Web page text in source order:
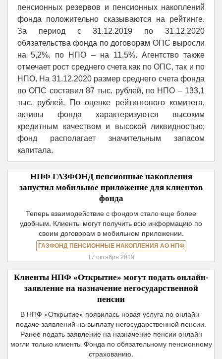
пенсионных резервов и пенсионных накоплений
фонда положительно сказываются на рейтинге.
За период с 31.12.2019 по 31.12.2020
обязательства фонда по договорам ОПС выросли
на 5,2%, по НПО – на 11,5%. Агентство также
отмечает рост среднего счета как по ОПС, так и по
НПО. На 31.12.2020 размер среднего счета фонда
по ОПС составил 87 тыс. рублей, по НПО – 133,1
тыс. рублей. По оценке рейтингового комитета,
активы фонда характеризуются высоким
кредитным качеством и высокой ликвидностью;
фонд располагает значительным запасом
капитала.
НПФ ГАЗФОНД пенсионные накопления
запустил мобильное приложение для клиентов
фонда
Теперь взаимодействие с фондом стало еще более
удобным. Клиенты могут получить всю информацию по
своим договорам в мобильном приложении.
ГАЗФОНД ПЕНСИОННЫЕ НАКОПЛЕНИЯ АО НПФ
17 октября 2019
Клиенты НПФ «Открытие» могут подать онлайн-
заявление на назначение негосударственной
пенсии
В НПФ «Открытие» появилась новая услуга по онлайн-
подаче заявлений на выплату негосударственной пенсии.
Ранее подать заявление на назначение пенсии онлайн
могли только клиенты Фонда по обязательному пенсионному
страхованию.